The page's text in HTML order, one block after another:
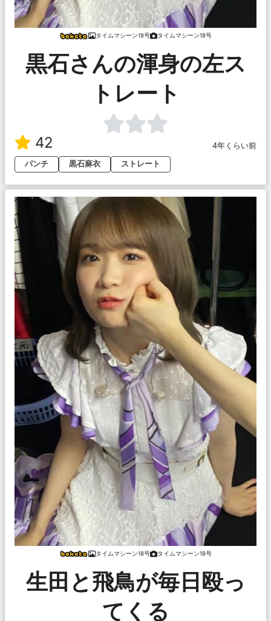
タイムマシーン18号 タイムマシーン18号
黒石さんの渾身の左ス
トレート
42
4年くらい前
パンチ
黒石麻衣 ストレート
タイムマシーン18号 タイムマシーン18号
生田と飛鳥が毎日殴っ
てくる